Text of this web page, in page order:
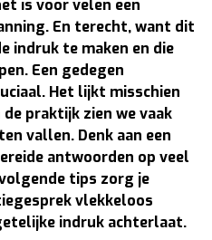
is voor velen een
En terecht, want dit
indruk te maken en die
Een gedegen
Het lijkt misschien
praktijk zien we vaak
vallen. Denk aan een
antwoorden op veel
tips zorg je
vlekkeloos
indruk achterlaat.